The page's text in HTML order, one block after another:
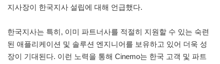
지사장이 한국지사 설립에 대해 언급했다.
한국지사는 특히, 이미 파트너사를 적절히 지원할 수 있는 숙련
된 애플리케이션 및 솔루션 엔지니어를 보유하고 있어 더욱 성
장이 기대된다. 이런 노력을 통해 Cinemo는 한국 고객 및 파트